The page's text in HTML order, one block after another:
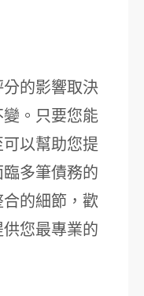
的影響取決
。只要您能
以幫助您提
多筆債務的
的細節，歡
您最專業的